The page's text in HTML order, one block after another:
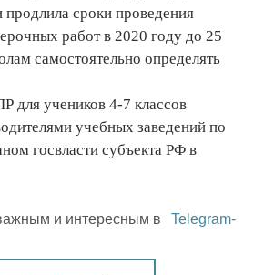
продлила сроки проведения
работ в 2020 году до 25
самостоятельно определять
для учеников 4-7 классов
учебных заведений по
госвласти субъекта РФ в
и интересным в
Telegram-